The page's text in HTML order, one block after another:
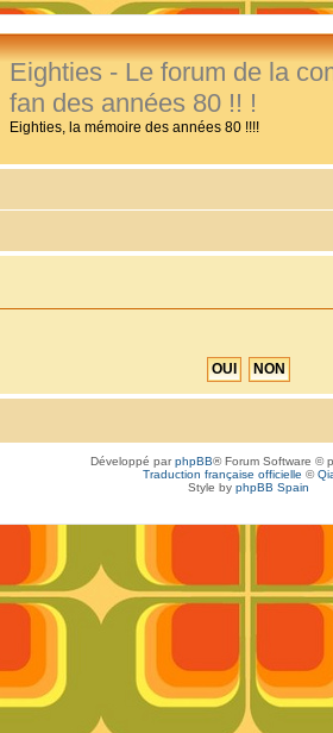
Eighties - Le forum de la
fan des années 80 !! !
Eighties, la mémoire des années 80 !!!!
Développé parphpBB® Forum Software ©
Traduction française officielle ©
Style by phpBB Spain